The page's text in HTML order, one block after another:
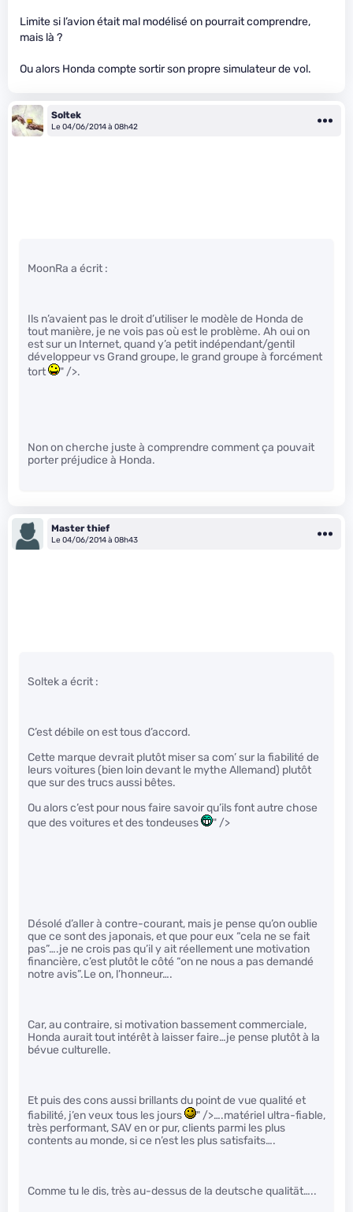
Limite si l’avion était mal modélisé on pourrait comprendre,
mais là ?
Ou alors Honda compte sortir son propre simulateur de vol.
Soltek
Le 04/06/2014 à 08h42
MoonRa a écrit :
Ils n’avaient pas le droit d’utiliser le modèle de Honda de
tout manière, je ne vois pas où est le problème. Ah oui on
est sur un Internet, quand y’a petit indépendant/gentil
développeur vs Grand groupe, le grand groupe à forcément
tort
" />.
Non on cherche juste à comprendre comment ça pouvait
porter préjudice à Honda.
Master thief
Le 04/06/2014 à 08h43
Soltek a écrit :
C’est débile on est tous d’accord.
Cette marque devrait plutôt miser sa com’ sur la fiabilité de
leurs voitures (bien loin devant le mythe Allemand) plutôt
que sur des trucs aussi bêtes.
Ou alors c’est pour nous faire savoir qu’ils font autre chose
que des voitures et des tondeuses
" />
Désolé d’aller à contre-courant, mais je pense qu’on oublie
que ce sont des japonais, et que pour eux “cela ne se fait
pas”….je ne crois pas qu’il y ait réellement une motivation
financière, c’est plutôt le côté “on ne nous a pas demandé
notre avis”.Le on, l’honneur….
Car, au contraire, si motivation bassement commerciale,
Honda aurait tout intérêt à laisser faire…je pense plutôt à la
bévue culturelle.
Et puis des cons aussi brillants du point de vue qualité et
fiabilité, j’en veux tous les jours
" />….matériel ultra-fiable,
très performant, SAV en or pur, clients parmi les plus
contents au monde, si ce n’est les plus satisfaits….
Comme tu le dis, très au-dessus de la deutsche qualität…..